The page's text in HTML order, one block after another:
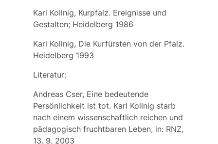
Karl Kollnig, Kurpfalz. Ereignisse und
Gestalten; Heidelberg 1986
Karl Kollnig, Die Kurfürsten von der Pfalz.
Heidelberg 1993
Literatur:
Andreas Cser, Eine bedeutende
Persönlichkeit ist tot. Karl Kollnig starb
nach einem wissenschaftlich reichen und
pädagogisch fruchtbaren Leben, in: RNZ,
13. 9. 2003